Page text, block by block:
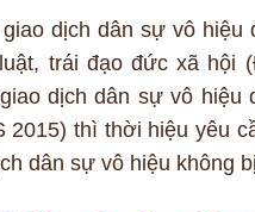
dịch dân sự vô hiệu
trái đạo đức xã hội
dịch dân sự vô hiệu
2015) thì thời hiệu yêu
dân sự vô hiệu không